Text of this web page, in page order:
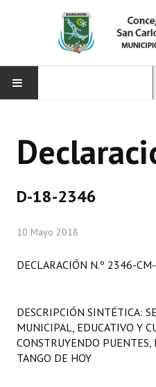
CONCEJO
Comisiones Permanentes
Comisiones Especiales
Programas
LEGISLACIÓN
D-18-2346
10 Mayo 2018
DECLARACIÓN N.º 2346-
DESCRIPCIÓN SINTÉTICA:
MUNICIPAL, EDUCATIVO Y
CONSTRUYENDO PUENTES,
TANGO DE HOY